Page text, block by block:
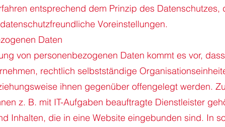
entsprechend dem Prinzip des Datenschutzes,
Voreinstellungen.
Daten
von personenbezogenen Daten kommt es vor, dass
rechtlich selbstständige
ihnen gegenüber offengelegt werden.
z. B. mit IT-Aufgaben beauftragte Dienstleister
Inhalten, die in eine Website eingebunden sind. In